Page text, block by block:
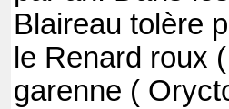
Blaireau tolère
le Renard roux
garenne (